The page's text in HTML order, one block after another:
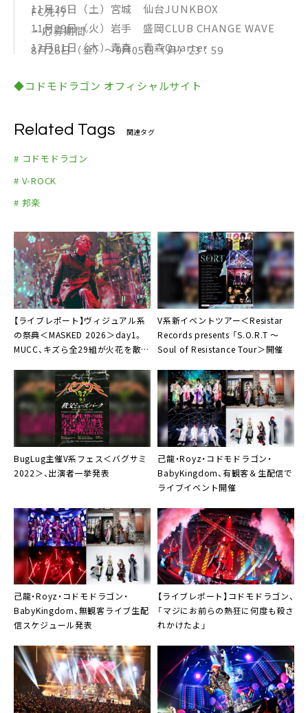
11月26日（土）宮城 仙台JUNKBOX
11月29日（火）岩手 盛岡CLUB CHANGE WAVE
12月01日（木）青森 青森Quarter
12月06日（火）新潟 新潟GOLDENPIGS RED STAG
12月10日（土）愛知 名古屋SPADE BOX
12月16日（金）福岡 福岡DRUM Be-1
12月17日（土）熊本 熊本 Be.9 V2
12月21日（水）香川 高松DIME
12月25日（日）静岡 浜松窓枠
12月28日（水）大阪 梅田AKASO
Tour Final
2017年1月8日（日）東京 Zeep Diver City
FC先行
・応募期間
8月26日（金）～9月05日（月）23：59
2016年10月01日（土）～各プレイガイド
◆コドモドラゴン オフィシャルサイト
Related Tags 関連タグ
# コドモドラゴン
# V-ROCK
# 邦楽
【ライブレポート】ヴィジュアル系
の祭典＜MASKED 2026＞day1。
MUCC、キズら全29組が火花を散ら
ロックだ！」
V系新イベントツアー＜Resistar
Records presents 「S.O.R.T ～
Soul of Resistance Tour＞開催
BugLug主催V系フェス＜バグサミ
2022＞、出演者一挙発表
己龍・Royz・コドモドラゴン・
BabyKingdom、有観客＆生配信で
ライブイベント開催
己龍・Royz・コドモドラゴン・
BabyKingdom、無観客ライブ生配
信スケジュール発表
【ライブレポート】 コドモドラゴン、
「マジにお前らの熱狂に何度も殺さ
れかけたよ」